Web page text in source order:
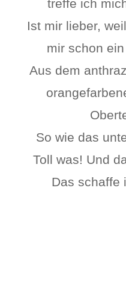
treffe ich
Ist mir lieber,
mir schon
Aus dem
So wie das
Toll was! Und
Das schaffe